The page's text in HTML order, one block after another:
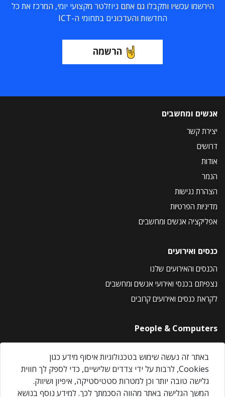
הירשמו עכשיו ותקבלו גם אתם ניוזלטר מקצועי יומי, המרכז את כל
החדשות והעדכונים בתחומי ה-ICT
הרשמה
אנשים ומחשבים
יצירת קשר
דרושים
אודות
הנמר
הצהרת נגישות
מדיניות הפרטיות
אפליקציה אנשים ומחשבים
כנסים ואירועים
הכנסים והאירועים שלנו
נצפיתם בכנסי ואירועי אנשים ומחשבים
לקראת כנסים ואירועים קרובים
People & Computers
About Us
Privacy Policy
Contact Us
Our Events
באתר זה נעשה שימוש בטכנולוגיות איסוף מידע כגון
Cookies, לרבות על ידי צדדים שלישיים, כדי לספק לך חווית
גלישה טובה יותר וכן למטרות סטטיסטיקה, איפיון ושיווק.
המשך הגלישה באתר מהווה הסכמתך לכך. למידע נוסף בנושא